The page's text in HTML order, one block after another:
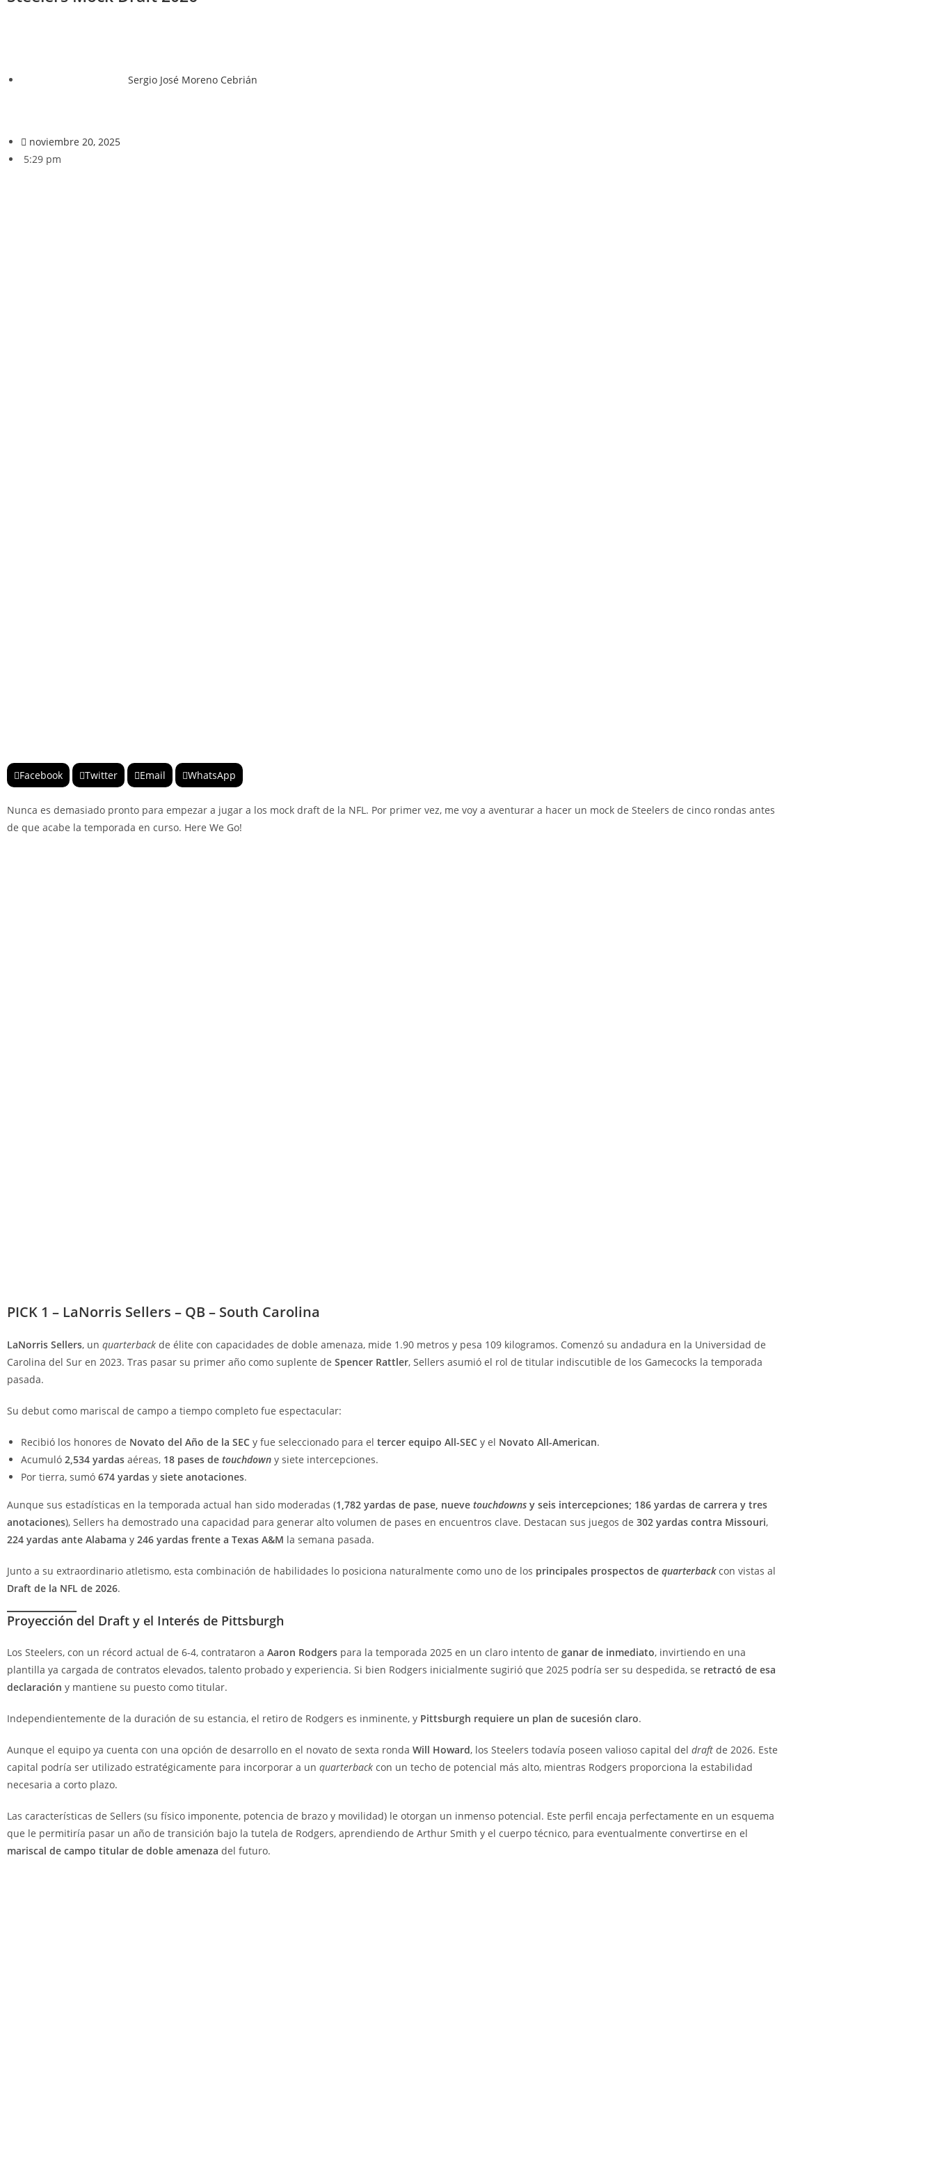
Sergio José Moreno Cebrián
noviembre 20, 2025
5:29 pm
Facebook Twitter Email WhatsApp
Nunca es demasiado pronto para empezar a jugar a los mock draft de la NFL. Por primer vez, me voy a aventurar a hacer un mock de Steelers de cinco rondas antes
de que acabe la temporada en curso. Here We Go!
PICK 1 – LaNorris Sellers – QB – South Carolina
LaNorris Sellers, un quarterback de élite con capacidades de doble amenaza, mide 1.90 metros y pesa 109 kilogramos. Comenzó su andadura en la Universidad de
Carolina del Sur en 2023. Tras pasar su primer año como suplente de Spencer Rattler, Sellers asumió el rol de titular indiscutible de los Gamecocks la temporada
pasada.
Su debut como mariscal de campo a tiempo completo fue espectacular:
Recibió los honores de Novato del Año de la SEC y fue seleccionado para el tercer equipo All-SEC y el Novato All-American.
Acumuló 2,534 yardas aéreas, 18 pases de touchdown y siete intercepciones.
Por tierra, sumó 674 yardas y siete anotaciones.
Aunque sus estadísticas en la temporada actual han sido moderadas (1,782 yardas de pase, nueve touchdowns y seis intercepciones; 186 yardas de carrera y tres
anotaciones), Sellers ha demostrado una capacidad para generar alto volumen de pases en encuentros clave. Destacan sus juegos de 302 yardas contra Missouri,
224 yardas ante Alabama y 246 yardas frente a Texas A&M la semana pasada.
Junto a su extraordinario atletismo, esta combinación de habilidades lo posiciona naturalmente como uno de los principales prospectos de quarterbackcon vistas al
Draft de la NFL de 2026.
Proyección del Draft y el Interés de Pittsburgh
Los Steelers, con un récord actual de 6-4, contrataron a Aaron Rodgers para la temporada 2025 en un claro intento de ganar de inmediato, invirtiendo en una
plantilla ya cargada de contratos elevados, talento probado y experiencia. Si bien Rodgers inicialmente sugirió que 2025 podría ser su despedida, se retractó de esa
declaración y mantiene su puesto como titular.
Independientemente de la duración de su estancia, el retiro de Rodgers es inminente, y Pittsburgh requiere un plan de sucesión claro.
Aunque el equipo ya cuenta con una opción de desarrollo en el novato de sexta ronda Will Howard, los Steelers todavía poseen valioso capital del draft de 2026. Este
capital podría ser utilizado estratégicamente para incorporar a un quarterback con un techo de potencial más alto, mientras Rodgers proporciona la estabilidad
necesaria a corto plazo.
Las características de Sellers (su físico imponente, potencia de brazo y movilidad) le otorgan un inmenso potencial. Este perfil encaja perfectamente en un esquema
que le permitiría pasar un año de transición bajo la tutela de Rodgers, aprendiendo de Arthur Smith y el cuerpo técnico, para eventualmente convertirse en el
mariscal de campo titular de doble amenaza del futuro.